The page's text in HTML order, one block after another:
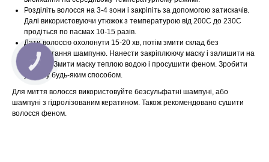
Розділіть волосся на 3-4 зони і закріпіть за допомогою затискачів.
Далі використовуючи утюжок з температурою від 200С до 230С
продіться по пасмах 10-15 разів.
Дати волоссю охолонути 15-20 хв, потім змити склад без
використання шампуню. Нанести закріплюючу маску і залишити на
5 -10 хв. Змити маску теплою водою і просушити феном. Зробити
укладку будь-яким способом.
Для миття волосся використовуйте безсульфатні шампуні, або
шампуні з гідролізованим кератином. Також рекомендовано сушити
волосся феном.
КНОПКА
ЗВ'ЯЗКУ